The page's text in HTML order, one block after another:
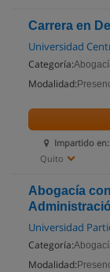
Carrera en
Universidad
Categoría:
Modalidad:
Impartido en:
Quito
Abogacía
Universidad
Categoría:
Modalidad: